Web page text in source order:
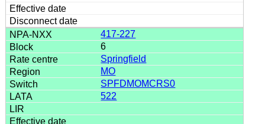
417-227
6
Springfield
MO
SPFDMOMCRS0
522